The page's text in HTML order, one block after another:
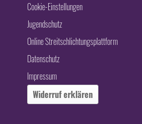
Cookie-Einstellungen
Jugendschutz
Online Streitschlichtungsplattform
Datenschutz
Impressum
Widerruf erklären